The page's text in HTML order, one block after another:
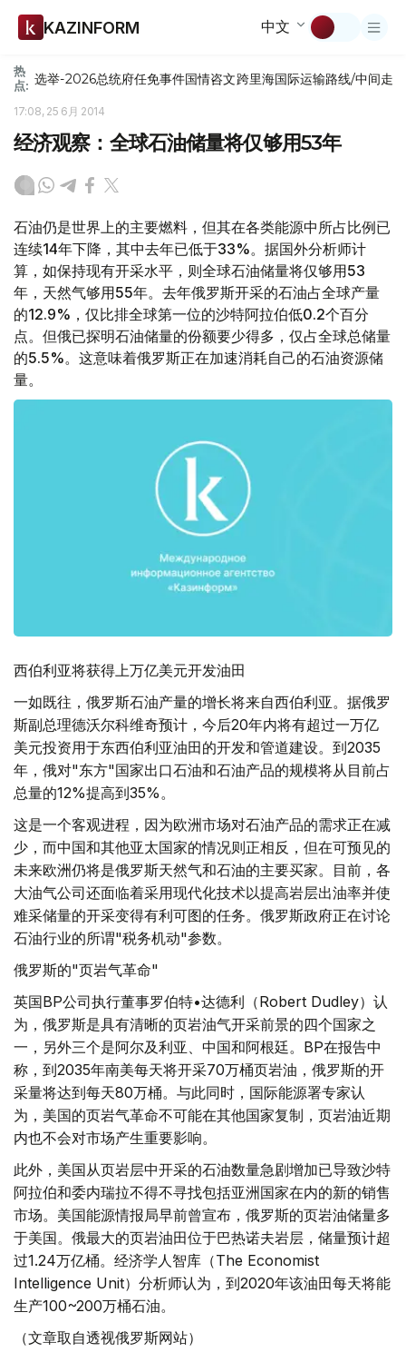
KAZINFORM 中文
热
点: 选举-2026总统府任免事件国情咨文跨里海国际运输路线/中间走廊
17:08, 25 6月 2014
经济观察：全球石油储量将仅够用53年
石油仍是世界上的主要燃料，但其在各类能源中所占比例已
连续14年下降，其中去年已低于33%。据国外分析师计
算，如保持现有开采水平，则全球石油储量将仅够用53
年，天然气够用55年。去年俄罗斯开采的石油占全球产量
的12.9%，仅比排全球第一位的沙特阿拉伯低0.2个百分
点。但俄已探明石油储量的份额要少得多，仅占全球总储量
的5.5%。这意味着俄罗斯正在加速消耗自己的石油资源储
量。
西伯利亚将获得上万亿美元开发油田
一如既往，俄罗斯石油产量的增长将来自西伯利亚。据俄罗
斯副总理德沃尔科维奇预计，今后20年内将有超过一万亿
美元投资用于东西伯利亚油田的开发和管道建设。到2035
年，俄对"东方"国家出口石油和石油产品的规模将从目前占
总量的12%提高到35%。
这是一个客观进程，因为欧洲市场对石油产品的需求正在减
少，而中国和其他亚太国家的情况则正相反，但在可预见的
未来欧洲仍将是俄罗斯天然气和石油的主要买家。目前，各
大油气公司还面临着采用现代化技术以提高岩层出油率并使
难采储量的开采变得有利可图的任务。俄罗斯政府正在讨论
石油行业的所谓"税务机动"参数。
俄罗斯的"页岩气革命"
英国BP公司执行董事罗伯特•达德利（Robert Dudley）认
为，俄罗斯是具有清晰的页岩油气开采前景的四个国家之
一，另外三个是阿尔及利亚、中国和阿根廷。BP在报告中
称，到2035年南美每天将开采70万桶页岩油，俄罗斯的开
采量将达到每天80万桶。与此同时，国际能源署专家认
为，美国的页岩气革命不可能在其他国家复制，页岩油近期
内也不会对市场产生重要影响。
此外，美国从页岩层中开采的石油数量急剧增加已导致沙特
阿拉伯和委内瑞拉不得不寻找包括亚洲国家在内的新的销售
市场。美国能源情报局早前曾宣布，俄罗斯的页岩油储量多
于美国。俄最大的页岩油田位于巴热诺夫岩层，储量预计超
过1.24万亿桶。经济学人智库（The Economist
Intelligence Unit）分析师认为，到2020年该油田每天将能
生产100~200万桶石油。
（文章取自透视俄罗斯网站）